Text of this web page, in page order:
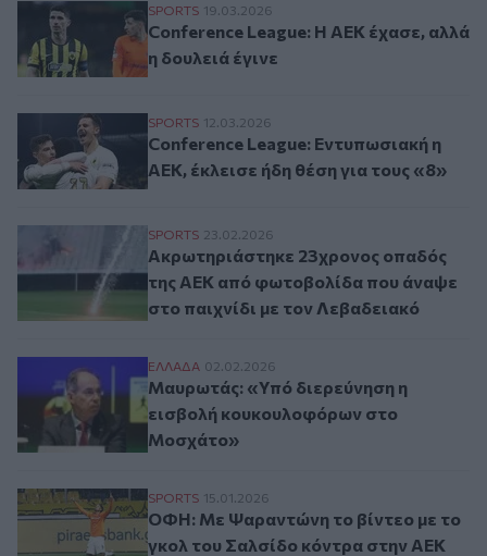
Conference League: Η ΑΕΚ έχασε, αλλά η
SPORTS 19.03.2026
Conference League: Η ΑΕΚ έχασε, αλλά
η δουλειά έγινε
Conference League: Εντυπωσιακή η ΑΕΚ,
SPORTS 12.03.2026
Conference League: Εντυπωσιακή η
ΑΕΚ, έκλεισε ήδη θέση για τους «8»
Ακρωτηριάστηκε 23χρονος οπαδός της
SPORTS 23.02.2026
Ακρωτηριάστηκε 23χρονος οπαδός
της ΑΕΚ από φωτοβολίδα που άναψε
στο παιχνίδι με τον Λεβαδειακό
Μαυρωτάς: «Υπό διερεύνηση η εισβολή
ΕΛΛAΔΑ 02.02.2026
Μαυρωτάς: «Υπό διερεύνηση η
εισβολή κουκουλοφόρων στο
Μοσχάτο»
ΟΦΗ: Με Ψαραντώνη το βίντεο με το
SPORTS 15.01.2026
ΟΦΗ: Με Ψαραντώνη το βίντεο με το
γκολ του Σαλσίδο κόντρα στην ΑΕΚ